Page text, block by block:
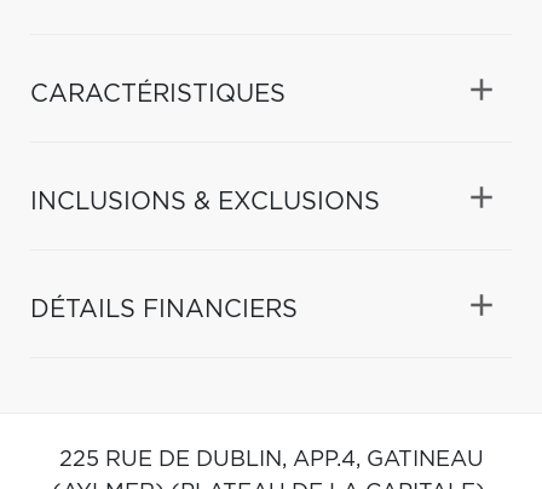
CARACTÉRISTIQUES
INCLUSIONS & EXCLUSIONS
DÉTAILS FINANCIERS
225 RUE DE DUBLIN, APP.4, GATINEAU